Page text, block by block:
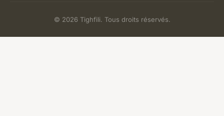
© 2026 Tighfili. Tous droits réservés.